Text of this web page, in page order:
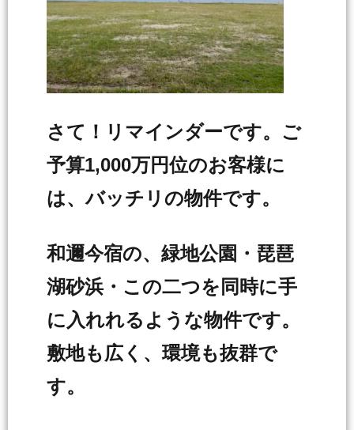
さて！リマインダーです。ご
予算1,000万円位のお客様に
は、バッチリの物件です。
和邇今宿の、緑地公園・琵琶
湖砂浜・この二つを同時に手
に入れれるような物件です。
敷地も広く、環境も抜群で
す。